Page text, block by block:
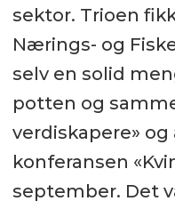
sektor. Trioen
Nærings- og
selv en solid
potten og
verdiskapere»
konferansen
september. Det